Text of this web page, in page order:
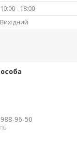
10:00
18:00
Вихідний
96-50